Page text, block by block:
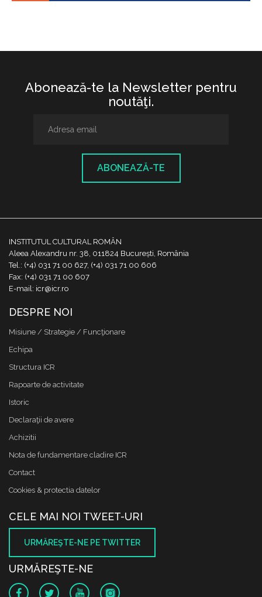
Abonează-te la Newsletter pentru
noutăţi.
ABONEAZĂ-TE
INSTITUTUL CULTURAL ROMÂN
Aleea Alexandru nr. 38, 011824 București, România
Tel.: (+4) 031 71 00 627, (+4) 031 71 00 606
Fax: (+4) 031 71 00 607
E-mail: icr@icr.ro
DESPRE NOI
Misiune / Strategie / Funcţionare
Echipa
Structura ICR
Rapoarte de activitate
Istoric
Declaraţii de avere
Achizitii
Nota de fundamentare cladire ICR
Contact
Cookies & protectia datelor
CELE MAI NOI TWEET-URI
URMĂREŞTE-NE PE TWITTER
URMĂREŞTE-NE